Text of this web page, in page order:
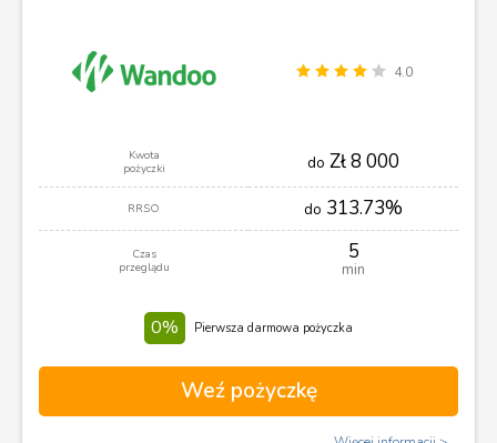
4.0
Kwota
pożyczki
do Zł 8 000
RRSO do 313.73%
Czas
przeglądu
5
min
0% Pierwsza darmowa pożyczka
Weź pożyczkę